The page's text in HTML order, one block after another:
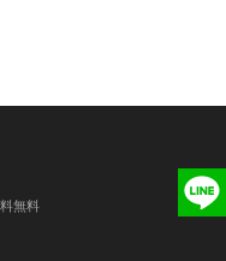
無料